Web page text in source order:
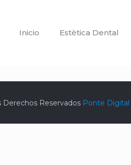
Inicio Estètica Dental
Derechos Reservados Ponte Digital